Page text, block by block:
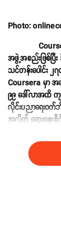
Photo:
Coursera
အဖွဲ့အစည်းဖြစ်ပြီ
သင်တန်းပေါင်း ၂
Coursera မှာ
၉၉ ဒေါ်လာအထိ
လိုင်းပညာရေးဝ
အလိုက် ဆွေးနွေးနို